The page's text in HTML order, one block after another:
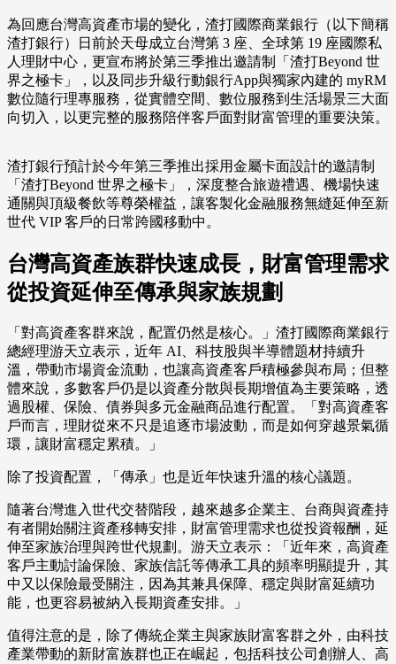
為回應台灣高資產市場的變化，渣打國際商業銀行（以下簡稱
渣打銀行）日前於天母成立台灣第 3 座、全球第 19 座國際私
人理財中心，更宣布將於第三季推出邀請制「渣打Beyond 世
界之極卡」，以及同步升級行動銀行App與獨家內建的 myRM
數位隨行理專服務，從實體空間、數位服務到生活場景三大面
向切入，以更完整的服務陪伴客戶面對財富管理的重要決策。
渣打銀行預計於今年第三季推出採用金屬卡面設計的邀請制
「渣打Beyond 世界之極卡」，深度整合旅遊禮遇、機場快速
通關與頂級餐飲等尊榮權益，讓客製化金融服務無縫延伸至新
世代 VIP 客戶的日常跨國移動中。
台灣高資產族群快速成長，財富管理需求
從投資延伸至傳承與家族規劃
「對高資產客群來說，配置仍然是核心。」渣打國際商業銀行
總經理游天立表示，近年 AI、科技股與半導體題材持續升
溫，帶動市場資金流動，也讓高資產客戶積極參與布局；但整
體來說，多數客戶仍是以資產分散與長期增值為主要策略，透
過股權、保險、債券與多元金融商品進行配置。「對高資產客
戶而言，理財從來不只是追逐市場波動，而是如何穿越景氣循
環，讓財富穩定累積。」
除了投資配置，「傳承」也是近年快速升溫的核心議題。
隨著台灣進入世代交替階段，越來越多企業主、台商與資產持
有者開始關注資產移轉安排，財富管理需求也從投資報酬，延
伸至家族治理與跨世代規劃。游天立表示：「近年來，高資產
客戶主動討論保險、家族信託等傳承工具的頻率明顯提升，其
中又以保險最受關注，因為其兼具保障、穩定與財富延續功
能，也更容易被納入長期資產安排。」
值得注意的是，除了傳統企業主與家族財富客群之外，由科技
產業帶動的新財富族群也正在崛起，包括科技公司創辦人、高